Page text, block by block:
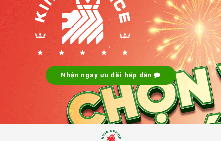
.
.
Nhận ngay ưu đãi hấp dẫn